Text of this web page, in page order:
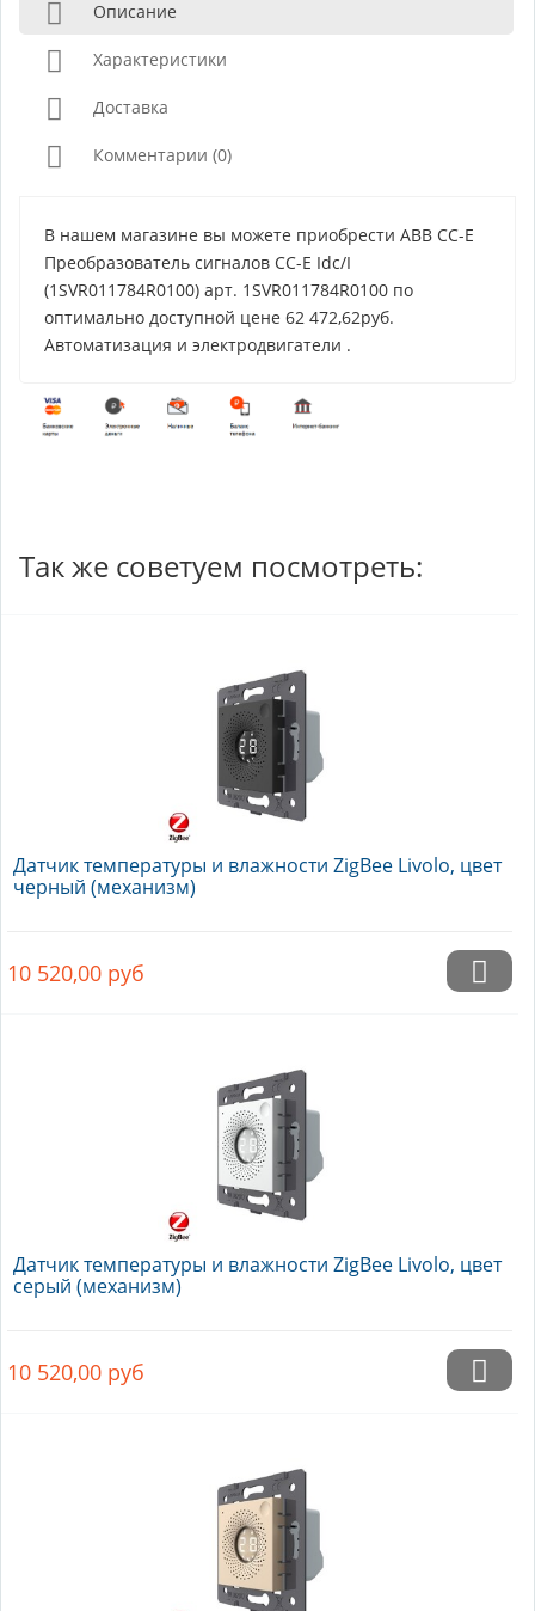
Описание
Характеристики
Доставка
Комментарии (0)
В нашем магазине вы можете приобрести ABB CC-E
Преобразователь сигналов CC-E Idc/I
(1SVR011784R0100) арт. 1SVR011784R0100 по
оптимально доступной цене 62 472,62руб.
Автоматизация и электродвигатели .
Так же советуем посмотреть:
Датчик температуры и влажности ZigBee Livolo, цвет
черный (механизм)
10 520,00 руб
Датчик температуры и влажности ZigBee Livolo, цвет
серый (механизм)
10 520,00 руб